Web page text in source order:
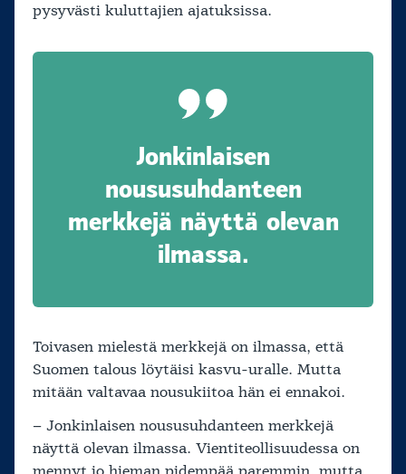
pysyvästi kuluttajien ajatuksissa.
Jonkinlaisen
noususuhdanteen
merkkejä näyttä olevan
ilmassa.
Toivasen mielestä merkkejä on ilmassa, että
Suomen talous löytäisi kasvu-uralle. Mutta
mitään valtavaa nousukiitoa hän ei ennakoi.
– Jonkinlaisen noususuhdanteen merkkejä
näyttä olevan ilmassa. Vientiteollisuudessa on